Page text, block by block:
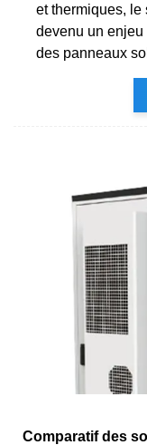
et thermiques, le
devenu un
des panneaux
Comparatif des